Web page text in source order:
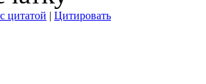
цитатой | Цитировать